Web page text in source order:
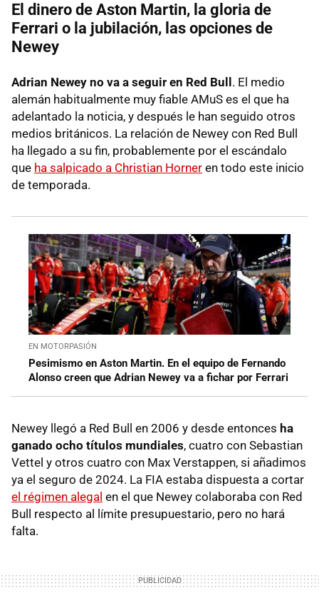
El dinero de Aston Martin, la gloria de
Ferrari o la jubilación, las opciones de
Newey
Adrian Newey no va a seguir en Red Bull . El medio
alemán habitualmente muy fiable AMuS es el que ha
adelantado la noticia, y después le han seguido otros
medios británicos. La relación de Newey con Red Bull
ha llegado a su fin, probablemente por el escándalo
que ha salpicado a Christian Horner en todo este inicio
de temporada.
EN MOTORPASIÓN
Pesimismo en Aston Martin. En el equipo de Fernando
Alonso creen que Adrian Newey va a fichar por Ferrari
Newey llegó a Red Bull en 2006 y desde entonces ha
ganado ocho títulos mundiales, cuatro con Sebastian
Vettel y otros cuatro con Max Verstappen, si añadimos
ya el seguro de 2024. La FIA estaba dispuesta a cortar
el régimen alegal en el que Newey colaboraba con Red
Bull respecto al límite presupuestario, pero no hará
falta.